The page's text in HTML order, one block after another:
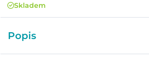
Skladem
Popis